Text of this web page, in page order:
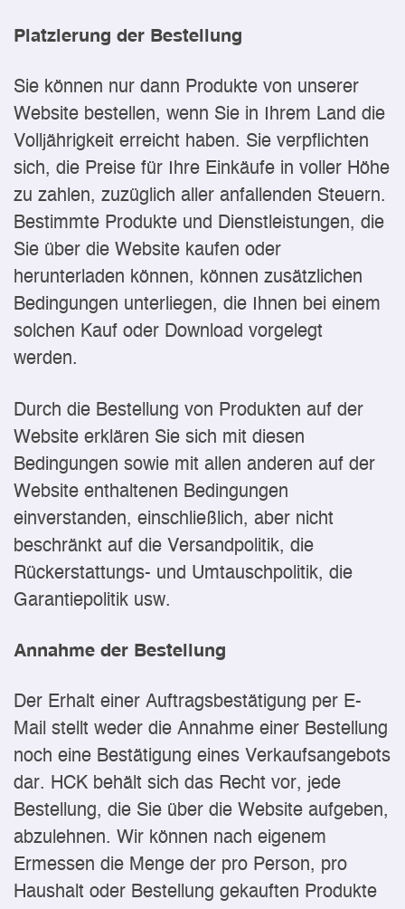
Platzierung der Bestellung
Sie können nur dann Produkte von unserer
Website bestellen, wenn Sie in Ihrem Land die
Volljährigkeit erreicht haben. Sie verpflichten
sich, die Preise für Ihre Einkäufe in voller Höhe
zu zahlen, zuzüglich aller anfallenden Steuern.
Bestimmte Produkte und Dienstleistungen, die
Sie über die Website kaufen oder
herunterladen können, können zusätzlichen
Bedingungen unterliegen, die Ihnen bei einem
solchen Kauf oder Download vorgelegt
werden.
Durch die Bestellung von Produkten auf der
Website erklären Sie sich mit diesen
Bedingungen sowie mit allen anderen auf der
Website enthaltenen Bedingungen
einverstanden, einschließlich, aber nicht
beschränkt auf die Versandpolitik, die
Rückerstattungs- und Umtauschpolitik, die
Garantiepolitik usw.
Annahme der Bestellung
Der Erhalt einer Auftragsbestätigung per E-
Mail stellt weder die Annahme einer Bestellung
noch eine Bestätigung eines Verkaufsangebots
dar. HCK behält sich das Recht vor, jede
Bestellung, die Sie über die Website aufgeben,
abzulehnen. Wir können nach eigenem
Ermessen die Menge der pro Person, pro
Haushalt oder Bestellung gekauften Produkte